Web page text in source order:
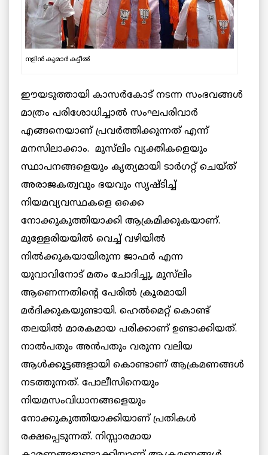
നളിൻ കുമാർ കട്ടീൽ
ഈയടുത്തായി കാസര്‍കോട് നടന്ന സംഭവങ്ങൾ
മാത്രം പരിശോധിച്ചാൽ സംഘപരിവാർ
എങ്ങനെയാണ് പ്രവർത്തിക്കുന്നത് എന്ന്
മനസിലാക്കാം. മുസ്‌ലിം വ്യക്തികളെയും
സ്ഥാപനങ്ങളെയും കൃത്യമായി ടാർഗറ്റ് ചെയ്ത്
അരാജകത്വവും ഭയവും സൃഷ്ടിച്ച്
നിയമവ്യവസ്ഥകളെ ഒക്കെ
നോക്കുകുത്തിയാക്കി ആക്രമിക്കുകയാണ്.
മുള്ളേരിയയിൽ വെച്ച് വഴിയിൽ
നിൽക്കുകയായിരുന്ന ജാഫർ എന്ന
യുവാവിനോട് മതം ചോദിച്ചു, മുസ്‌ലിം
ആണെന്നതിന്റെ പേരിൽ ക്രൂരമായി
മർദിക്കുകയുണ്ടായി. ഹെൽമെറ്റ് കൊണ്ട്
തലയിൽ മാരകമായ പരിക്കാണ് ഉണ്ടാക്കിയത്.
നാൽപതും അൻപതും വരുന്ന വലിയ
ആൾക്കൂട്ടങ്ങളായി കൊണ്ടാണ് ആക്രമണങ്ങൾ
നടത്തുന്നത്. പോലീസിനെയും
നിയമസംവിധാനങ്ങളെയും
നോക്കുകുത്തിയാക്കിയാണ് പ്രതികൾ
രക്ഷപ്പെടുന്നത്. നിസ്സാരമായ